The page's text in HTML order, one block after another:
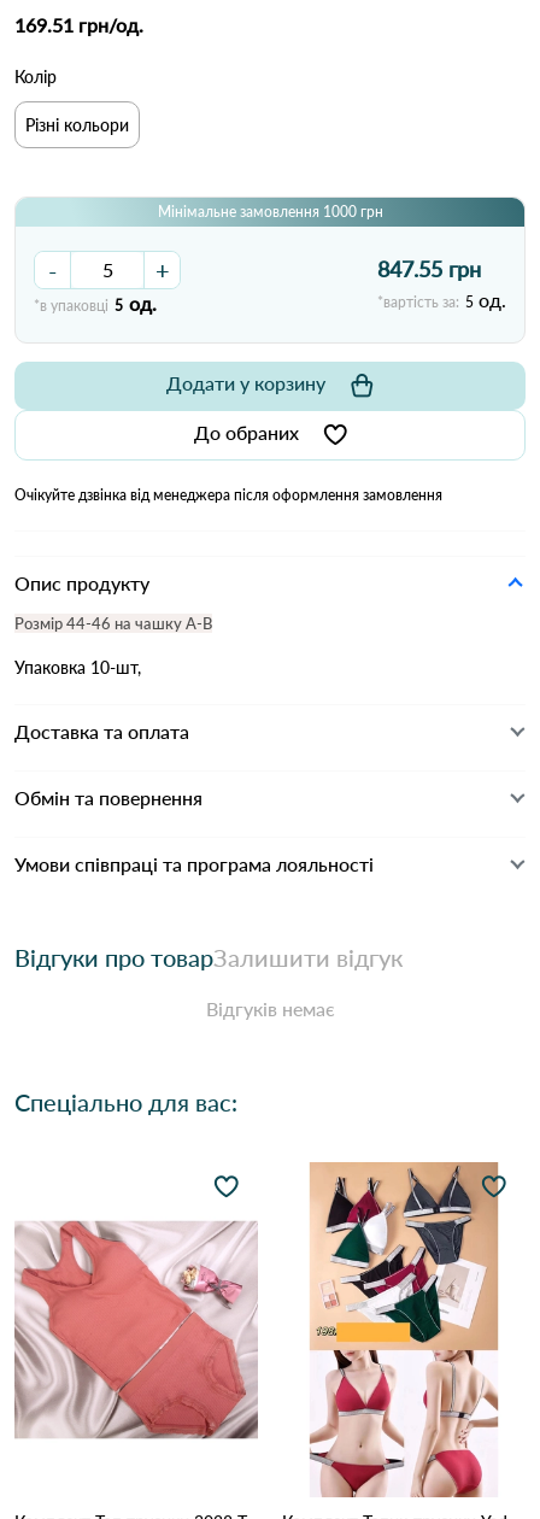
169.51 грн/од.
Колір
Різні кольори
Мінімальне замовлення 1000 грн
- +
*в упаковці 5 од.
847.55 грн
*вартість за: 5 од.
До обраних
Додати у корзину
Очікуйте дзвінка від менеджера після оформлення замовлення
Опис продукту
Розмір 44-46 на чашку А-В
Упаковка 10-шт,
Доставка та оплата
Обмін та повернення
Умови співпраці та програма лояльності
Відгуки про товарЗалишити відгук
Відгуків немає
Спеціально для вас: